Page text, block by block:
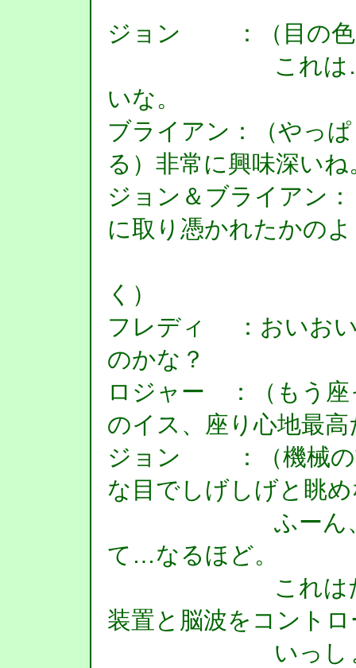
ジョン ：（目の色
これは…こん
いな。
ブライアン：（やっ
る）非常に興味深いね
ジョン＆ブライアン
に取り憑かれたかの
く）
フレディ ：おいお
のかな？
ロジャー ：（もう座
のイス、座り心地最高
ジョン ：（機械の
な目でしげしげと眺
ふーん、ここ
て…なるほど。
これはたぶん
装置と脳波をコント
いっしょにな